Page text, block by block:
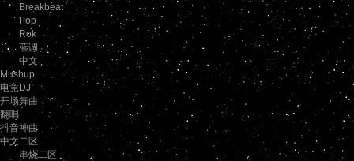
Breakbeat
Pop
Rok
蓝调
中文
Mushup
电竞DJ
开场舞曲
翻唱
抖音神曲
中文二区
串烧二区